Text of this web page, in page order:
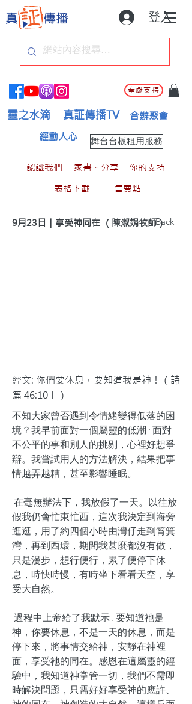
登入
奉獻支持
靈之水滴 真証傳播TV 合辦聚會
舞台台板租用服務
經動人心
認識我們 家書。分享
你的支持
表格下載
售賣點
9月23日｜享受神同在 （陳淑娟牧師）
< Back
經文: 你們要休息，要知道我是神！（詩
篇 46:10上）
不知大家曾否遇到令情緒變得低落的困
境？我早前面對一個屬靈的低潮 : 面對
不公平的事和別人的挑剔，心裡好想爭
辯。我嘗試用人的方法解決，結果把事
情越弄越糟，甚至影響睡眠。
在毫無辦法下，我放假了一天。以往放
假我仍會忙東忙西，這次我決定到海旁
逛逛，用了約四個小時由灣仔走到筲箕
灣，再到西環，期間我甚麼都沒有做，
只是漫步，想行便行，累了便停下休
息，時快時慢，有時坐下看看天空，享
受大自然。
過程中上帝給了我默示 : 要知道祂是
神，你要休息，不是一天的休息，而是
停下來，將事情交給神，安靜在神裡
面，享受祂的同在。感恩在這屬靈的經
驗中，我知道神掌管一切，我們不需即
時解決問題，只需好好享受神的應許、